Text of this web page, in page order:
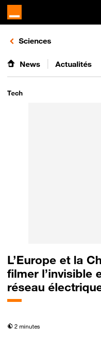
Retours vers le listing
Sciences
News Actualités
Tech
L’Europe et la
filmer l’invisible
réseau
temps de lecture
2 minutes